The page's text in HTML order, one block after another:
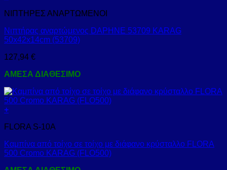
ΝΙΠΤΗΡΕΣ ΑΝΑΡΤΩΜΕΝΟΙ
Νιπτήρας αναρτώμενος DAPHNE 53709 KARAG
50x42x14cm (53709)
127,94 €
ΑΜΕΣΑ ΔΙΑΘΕΣΙΜΟ
+
FLORA S-10A
Καμπίνα από τοίχο σε τοίχο με διάφανο κρύσταλλο FLORA
500 Cromo KARAG (FLO500)